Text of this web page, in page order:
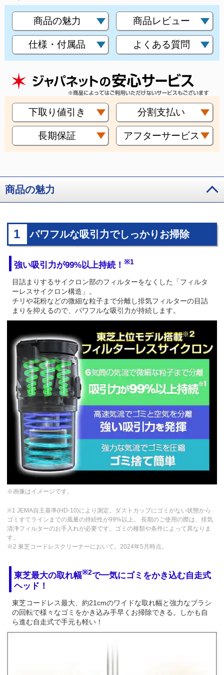
商品の魅力 商品レビュー
仕様・付属品 よくある質問
下取り値引き 分割支払い
長期保証 アフターサービス
商品の魅力
1 パワフルな吸引力でしっかりお掃除
強い吸引力が99%以上持続！※1
目詰まりするサイクロン部のフィルターをなくした「フィルタ
ーレスサイクロン構造」。
チリや花粉などの微細な粒子まで分離し排気フィルターの目詰
まりを抑えるので、パワフルな吸引力が持続します。
※画像はイメージです。
※1 JEMA自主基準(HD-10)により測定。ダストカップにゴミがない状態から
ゴミすてラインまでの風量の持続性が99%以上。 長期のご使用の際は、排気
清浄フィルターのお手入れが必要です。ゴミの種類や条件によって異なりま
す。
※2 東芝コードレスクリーナーにおいて。2024年5月時点。
東芝最大の取れ幅※2で一気にゴミをかき込む自走式
ヘッド！
東芝コードレス最大、約21cmのワイドな取れ幅と強力なブラシ
の回転で様々なゴミをかき込み手早くお掃除できる。しかも自
ら進む自走式で手元も軽い！